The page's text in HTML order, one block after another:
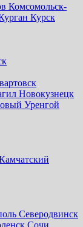
Комсомольск-
Курск
Новокузнецк
Уренгой
Северодвинск
Сочи